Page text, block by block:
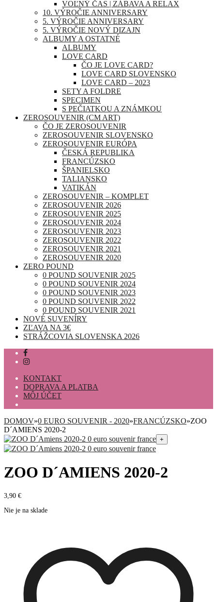
VOĽNÝ ČAS | ZÁBAVA A RELAX
10. VÝROČIE ANNIVERSARY
5. VÝROČIE ANNIVERSARY
5. VÝROČIE NOVÝ DIZAJN
ALBUMY A OSTATNÉ
ALBUMY
LOVE CARD
ČO JE LOVE CARD?
LOVE CARD SLOVENSKO
LOVE CARD – 2023
SETY A FOLDRE
SPECIMEN
S PEČIATKOU A ZNÁMKOU
ZEROSOUVENIR (CM ART)
ČO JE ZEROSOUVENIR
ZEROSOUVENIR SLOVENSKO
ZEROSOUVENIR EURÓPA
ČESKÁ REPUBLIKA
FRANCÚZSKO
ŠPANIELSKO
TALIANSKO
VATIKÁN
ZEROSOUVENIR – KOMPLET
ZEROSOUVENIR 2026
ZEROSOUVENIR 2025
ZEROSOUVENIR 2024
ZEROSOUVENIR 2023
ZEROSOUVENIR 2022
ZEROSOUVENIR 2021
ZEROSOUVENIR 2020
ZERO POUND
0 POUND SOUVENIR 2025
0 POUND SOUVENIR 2024
0 POUND SOUVENIR 2023
0 POUND SOUVENIR 2022
0 POUND SOUVENIR 2021
NOVÉ SUVENÍRY
ZĽAVA NA 3€
STRÁŽCOVIA SLOVENSKA 2026
KONTAKT
DOPRAVA A PLATBA
MÔJ ÚČET
DOMOV»0 EURO SOUVENIR - 2020»FRANCÚZSKO»ZOO
D´AMIENS 2020-2
+
ZOO D´AMIENS 2020-2
3,90 €
Nie je na sklade